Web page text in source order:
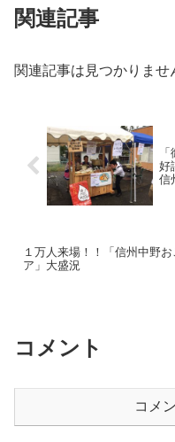
関連記事
関連記事は見つかりませ
好
信
１万人来場！！「信州中野お
ア」大盛況
コメント
コメ